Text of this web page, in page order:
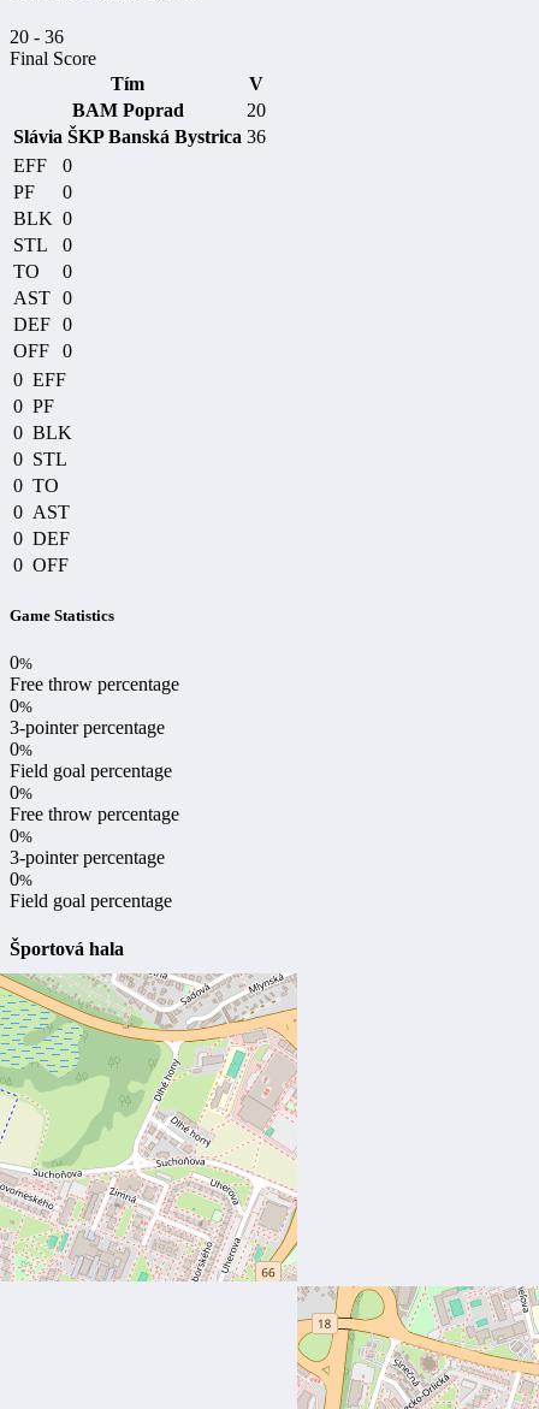
20 - 36
Final Score
Tím
V
BAM Poprad
20
Slávia ŠKP Banská Bystrica 36
EFF
0
PF
0
BLK 0
STL
0
TO
0
AST 0
DEF 0
OFF
0
0 EFF
0 PF
0 BLK
0 STL
0 TO
0 AST
0 DEF
0 OFF
Game Statistics
0%
Free throw percentage
0%
3-pointer percentage
0%
Field goal percentage
0%
Free throw percentage
0%
3-pointer percentage
0%
Field goal percentage
Športová hala
Aréna Poprad